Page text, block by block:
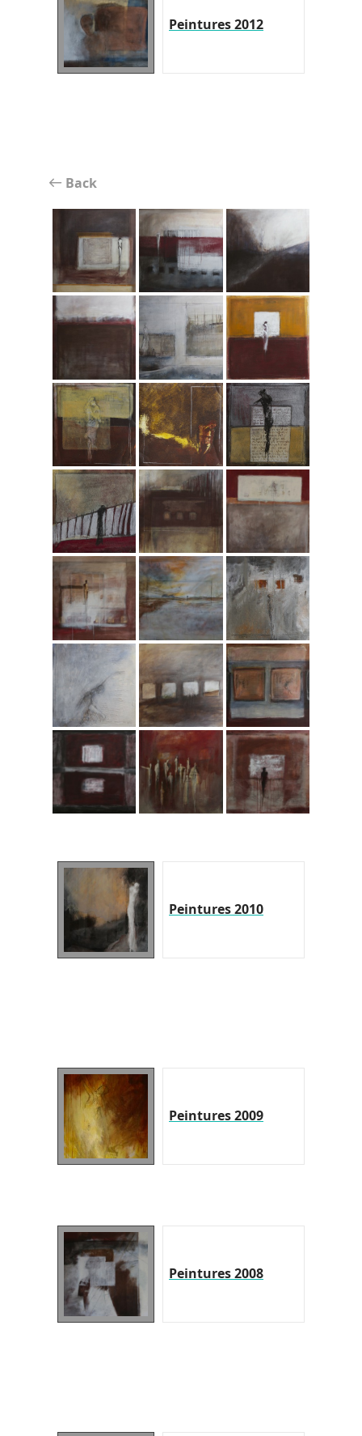
Peintures 2012
Back
Peintures 2010
Peintures 2009
Peintures 2008